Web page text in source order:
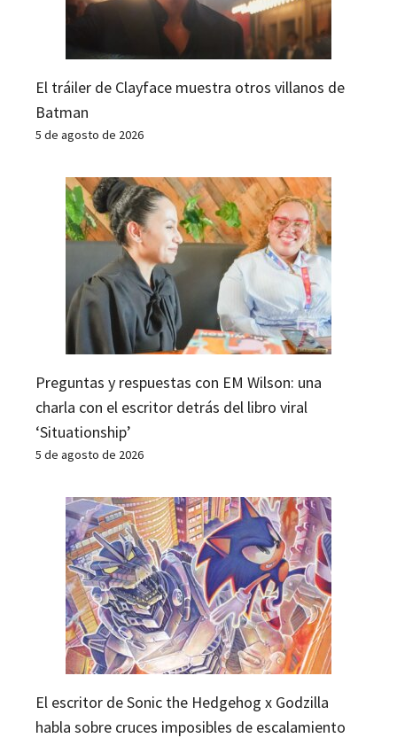
El tráiler de Clayface muestra otros villanos de
Batman
5 de agosto de 2026
Preguntas y respuestas con EM Wilson: una
charla con el escritor detrás del libro viral
‘Situationship’
5 de agosto de 2026
El escritor de Sonic the Hedgehog x Godzilla
habla sobre cruces imposibles de escalamiento